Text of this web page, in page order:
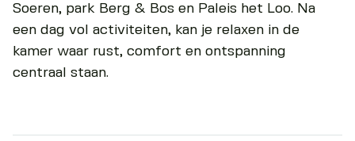
Soeren, park Berg & Bos en Paleis het Loo. Na
een dag vol activiteiten, kan je relaxen in de
kamer waar rust, comfort en ontspanning
centraal staan.